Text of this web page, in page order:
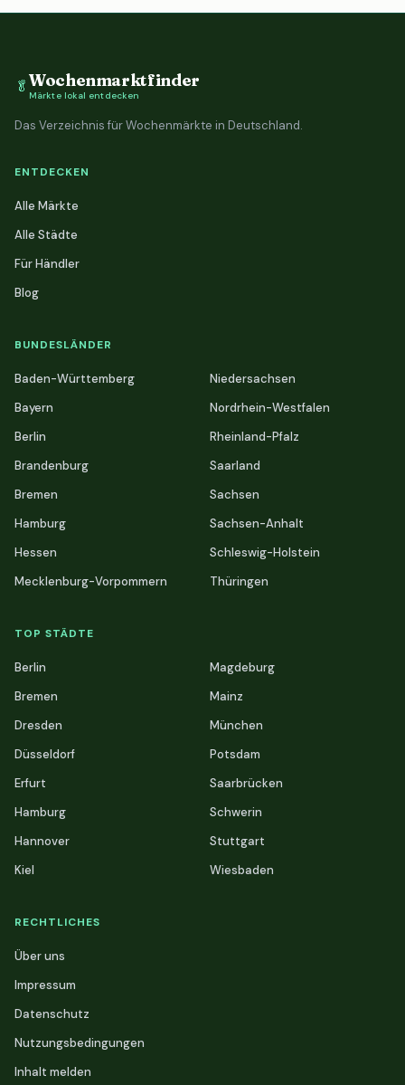
🥬Wochenmarktfinder
Märkte lokal entdecken
Das Verzeichnis für Wochenmärkte in Deutschland.
ENTDECKEN
Alle Märkte
Alle Städte
Für Händler
Blog
BUNDESLÄNDER
Baden-Württemberg
Bayern
Berlin
Brandenburg
Bremen
Hamburg
Hessen
Mecklenburg-Vorpommern
Niedersachsen
Nordrhein-Westfalen
Rheinland-Pfalz
Saarland
Sachsen
Sachsen-Anhalt
Schleswig-Holstein
Thüringen
TOP STÄDTE
Berlin
Bremen
Dresden
Düsseldorf
Erfurt
Hamburg
Hannover
Kiel
Magdeburg
Mainz
München
Potsdam
Saarbrücken
Schwerin
Stuttgart
Wiesbaden
RECHTLICHES
Über uns
Impressum
Datenschutz
Nutzungsbedingungen
Inhalt melden